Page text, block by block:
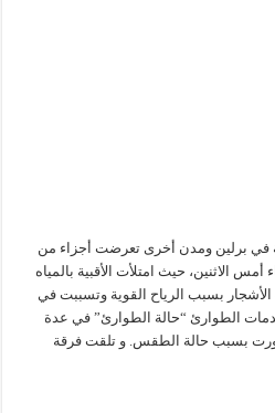
برلين ومدن أخرى تعرضت أجزاء من
الاثنين، حيث امتلأت الأقبية بالمياه
الأشجار بسبب الرياح القوية وتسببت في
الطوارئ “حالة الطوارئ” في عدة
بسبب حالة الطقس. و تلقت فرقة